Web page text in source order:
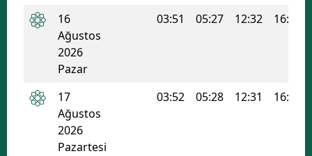
16
Ağustos
2026
Pazar
03:51 05:27 12:32 16:20
17
Ağustos
2026
Pazartesi
03:52 05:28 12:31 16:19